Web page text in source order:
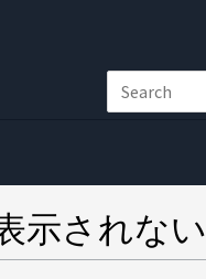
示されない